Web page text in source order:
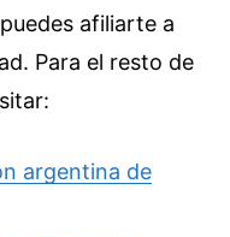
afiliarte a
Para el resto de
argentina de